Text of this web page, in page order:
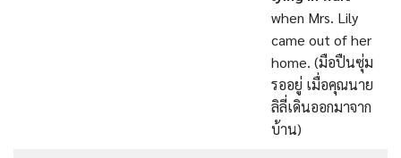
when Mrs. Lily
came out of her
home. (มือปืนซุ่ม
รออยู่ เมื่อคุณนาย
ลิลี่เดินออกมาจาก
บ้าน)